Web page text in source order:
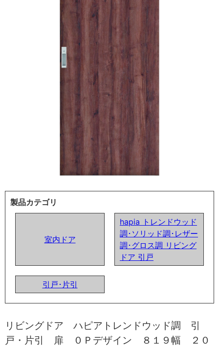
製品カテゴリ
室内ドア
hapia トレンドウッド
調･ソリッド調･レザー
調･グロス調 リビング
ドア 引戸
引戸･片引
リビングドア ハピアトレンドウッド調 引
戸・片引 扉 ０Ｐデザイン ８１９幅 ２０